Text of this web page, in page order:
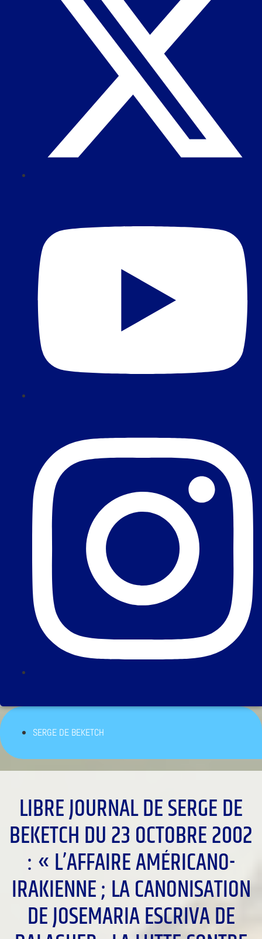
SERGE DE BEKETCH
LIBRE JOURNAL DE SERGE DE
BEKETCH DU 23 OCTOBRE 2002
: « L’AFFAIRE AMÉRICANO-
IRAKIENNE ; LA CANONISATION
DE JOSEMARIA ESCRIVA DE